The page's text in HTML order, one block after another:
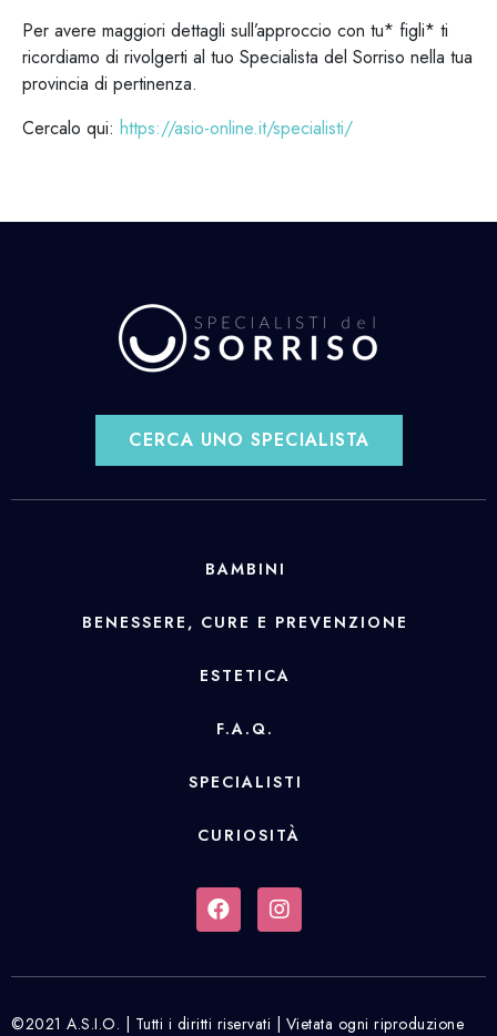
Per avere maggiori dettagli sull’approccio con tu* figli* ti
ricordiamo di rivolgerti al tuo Specialista del Sorriso nella tua
provincia di pertinenza.
Cercalo qui: https://asio-online.it/specialisti/
CERCA UNO SPECIALISTA
BAMBINI
BENESSERE, CURE E PREVENZIONE
ESTETICA
F.A.Q.
SPECIALISTI
CURIOSITÀ
©2021 A.S.I.O. | Tutti i diritti riservati | Vietata ogni riproduzione